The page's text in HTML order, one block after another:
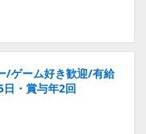
/ゲーム好き歓迎/有給
・賞与年2回